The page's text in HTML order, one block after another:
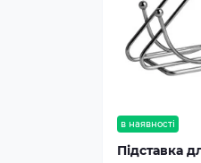
в наявності
Підставка